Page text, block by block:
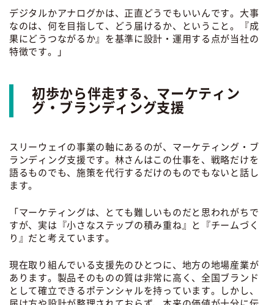
デジタルかアナログかは、正直どうでもいいんです。大事
なのは、何を目指して、どう届けるか、ということ。『成
果にどうつながるか』を基準に設計・運用する点が当社の
特徴です。」
初歩から伴走する、マーケティン
グ・ブランディング支援
スリーウェイの事業の軸にあるのが、マーケティング・ブ
ランディング支援です。林さんはこの仕事を、戦略だけを
語るものでも、施策を代行するだけのものでもないと話し
ます。
「マーケティングは、とても難しいものだと思われがちで
すが、実は『小さなステップの積み重ね』と『チームづく
り』だと考えています。
現在取り組んでいる支援先のひとつに、地方の地場産業が
あります。製品そのものの質は非常に高く、全国ブランド
として確立できるポテンシャルを持っています。しかし、